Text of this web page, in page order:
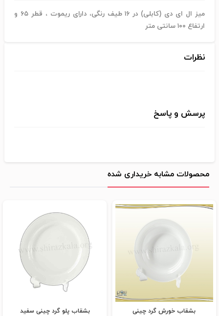
میز ال ای دی (کابلی) در ۱۶ طیف رنگی، دارای ریموت ، قطر ۶۵ و
ارتفاع ۱۰۰ سانتی متر
نظرات
پرسش و پاسخ
محصولات مشابه خریداری شده
بشقاب خورش گرد چینی بشقاب پلو گرد چینی سفید